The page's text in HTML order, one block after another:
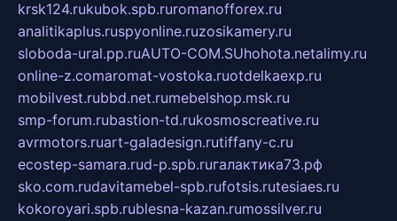
krsk124.rukubok.spb.ruromanofforex.ru
analitikaplus.ruspyonline.ruzosikamery.ru
sloboda-ural.pp.ruAUTO-COM.SUhohota.netalimy.ru
online-z.comaromat-vostoka.ruotdelkaexp.ru
mobilvest.rubbd.net.rumebelshop.msk.ru
smp-forum.rubastion-td.rukosmoscreative.ru
avrmotors.ruart-galadesign.rutiffany-c.ru
ecostep-samara.rud-p.spb.ruгалактика73.рф
sko.com.rudavitamebel-spb.rufotsis.rutesiaes.ru
kokoroyari.spb.rublesna-kazan.rumossilver.ru